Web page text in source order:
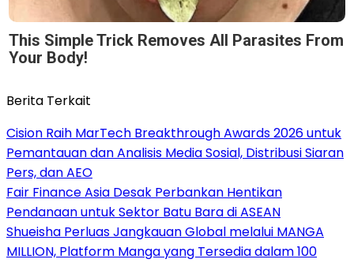
This Simple Trick Removes All Parasites From
Your Body!
Berita Terkait
Cision Raih MarTech Breakthrough Awards 2026 untuk
Pemantauan dan Analisis Media Sosial, Distribusi Siaran
Pers, dan AEO
Fair Finance Asia Desak Perbankan Hentikan
Pendanaan untuk Sektor Batu Bara di ASEAN
Shueisha Perluas Jangkauan Global melalui MANGA
MILLION, Platform Manga yang Tersedia dalam 100